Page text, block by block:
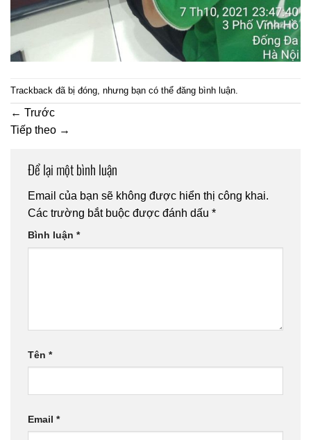
Trackback đã bị đóng, nhưng bạn có thể đăng bình luận
← Trước
Tiếp theo →
Để lại một bình luận
Email của bạn sẽ không được hiển thị công khai.
Các trường bắt buộc được đánh dấu *
Bình luận *
Tên *
Email *